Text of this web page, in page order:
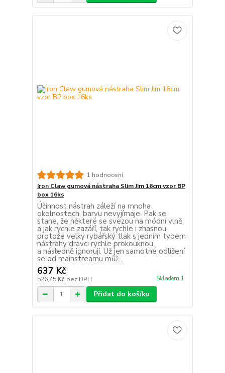
1 hodnocení
Iron Claw gumová nástraha Slim Jim 16cm vzor BP
box 16ks
Účinnost nástrah záleží na mnoha
okolnostech, barvu nevyjímaje. Pak se
stane, že některé se svezou na módní vlně,
a jak rychle zazáří, tak rychle i zhasnou,
protože velký rybářský tlak s jedním typem
nástrahy dravci rychle prokouknou
a následně ignorují. Už jen samotné odlišení
se od mainstreamu můž...
637 Kč
526,45 Kč bez DPH Skladem 1
Přidat do košíku